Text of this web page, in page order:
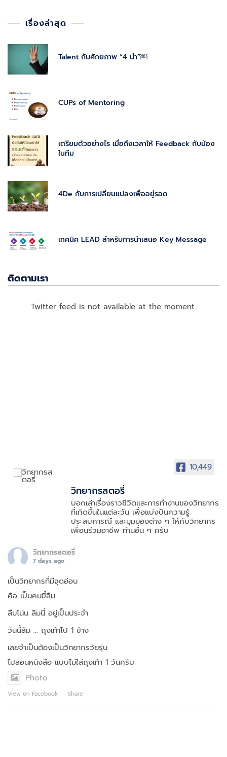
เรื่องล่าสุด
Talent กับศักยภาพ “4 นำ”￼
CUPs of Mentoring
เตรียมตัวอย่างไร เมื่อถึงเวลาให้ Feedback กับน้อง
ในทีม
4De กับการเปลี่ยนแปลงเพื่ออยู่รอด
เทคนิค LEAD สำหรับการนำเสนอ Key Message
ติดตามเรา
Twitter feed is not available at the moment.
10,449
วิทยากรสตอรี่
บอกเล่าเรื่องราวชีวิตและการทำงานของวิทยากร
ที่เกิดขึ้นในแต่ละวัน เพื่อแบ่งปันความรู้
ประสบการณ์ และมุมมองต่าง ๆ ให้กับวิทยากร
เพื่อนร่วมอาชีพ ท่านอื่น ๆ ครับ
วิทยากรสตอรี่
7 days ago
เป็นวิทยากรที่มีจุดอ่อน
คือ เป็นคนขี้ลืม
ลืมโน่น ลืมนี่ อยู่เป็นประจำ
วันนี้ลืม … ถุงเท้าไป 1 ข้าง
เลยจำเป็นต้องเป็นวิทยากรวัยรุ่น
ไปสอนหนังสือ แบบไม่ใส่ถุงเท้า 1 วันครับ
Photo
View on Facebook · Share